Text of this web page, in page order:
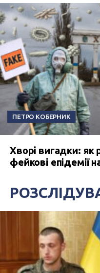
ПЕТРО КОБЕРНИК
Хворі вигадки: як
фейкові епідемії